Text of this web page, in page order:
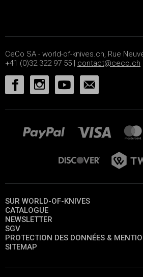
CeCo SA - world-of-knives.ch, Rue
+41 (0)32 322 97 55 | contact@ceco.ch
SUR WORLD-OF-KNIVES
CATALOGUE
NEWSLETTER
SGV
PROTECTION DES DONNÉES &
SITEMAP